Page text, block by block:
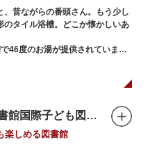
、昔ながらの番頭さん。もう少し
タイル浴槽。どこか懐かしいあ
46度のお湯が提供されていま
し熱めの温度のお湯と昔ながら
き継がれてきている歴史あるもの
国立国会図書館国際子ども図書館
楽しめる図書館